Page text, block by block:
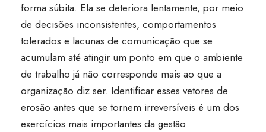
forma súbita. Ela se deteriora lentamente, por meio
de decisões inconsistentes, comportamentos
tolerados e lacunas de comunicação que se
acumulam até atingir um ponto em que o ambiente
de trabalho já não corresponde mais ao que a
organização diz ser. Identificar esses vetores de
erosão antes que se tornem irreversíveis é um dos
exercícios mais importantes da gestão